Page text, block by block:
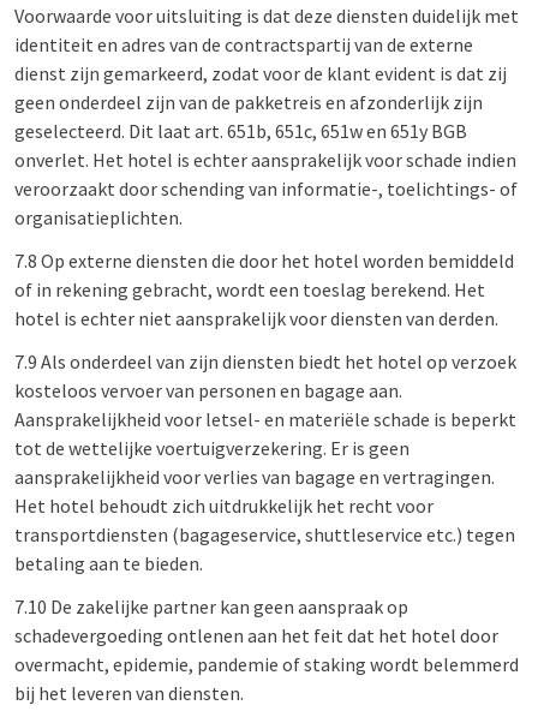
Voorwaarde voor uitsluiting is dat deze diensten duidelijk met
identiteit en adres van de contractspartij van de externe
dienst zijn gemarkeerd, zodat voor de klant evident is dat zij
geen onderdeel zijn van de pakketreis en afzonderlijk zijn
geselecteerd. Dit laat art. 651b, 651c, 651w en 651y BGB
onverlet. Het hotel is echter aansprakelijk voor schade indien
veroorzaakt door schending van informatie-, toelichtings- of
organisatieplichten.
7.8 Op externe diensten die door het hotel worden bemiddeld
of in rekening gebracht, wordt een toeslag berekend. Het
hotel is echter niet aansprakelijk voor diensten van derden.
7.9 Als onderdeel van zijn diensten biedt het hotel op verzoek
kosteloos vervoer van personen en bagage aan.
Aansprakelijkheid voor letsel- en materiële schade is beperkt
tot de wettelijke voertuigverzekering. Er is geen
aansprakelijkheid voor verlies van bagage en vertragingen.
Het hotel behoudt zich uitdrukkelijk het recht voor
transportdiensten (bagageservice, shuttleservice etc.) tegen
betaling aan te bieden.
7.10 De zakelijke partner kan geen aanspraak op
schadevergoeding ontlenen aan het feit dat het hotel door
overmacht, epidemie, pandemie of staking wordt belemmerd
bij het leveren van diensten.